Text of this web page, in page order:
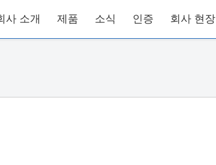
사 소개 제품 소식 인증 회사 현장